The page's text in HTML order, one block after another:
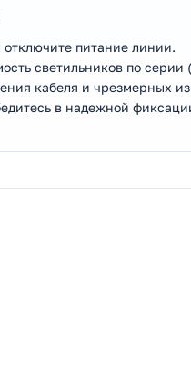
питание линии.
светильников по
кабеля и чрезмерных
в надежной